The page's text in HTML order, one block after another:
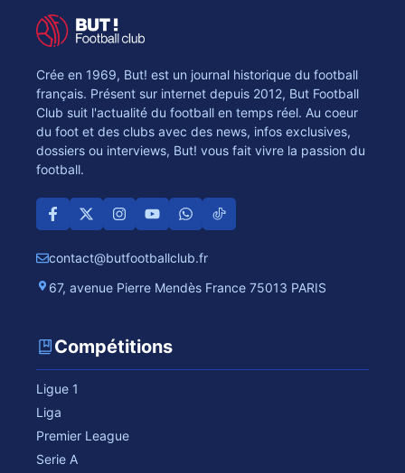
Crée en 1969, But! est un journal historique du football
français. Présent sur internet depuis 2012, But Football
Club suit l'actualité du football en temps réel. Au coeur
du foot et des clubs avec des news, infos exclusives,
dossiers ou interviews, But! vous fait vivre la passion du
football.
contact@butfootballclub.fr
67, avenue Pierre Mendès France 75013 PARIS
Compétitions
Ligue 1
Liga
Premier League
Serie A